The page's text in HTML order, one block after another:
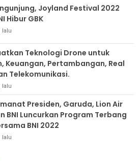
Joyland Festival 2022
Hibur GBK
lalu
Teknologi Drone untuk
Keuangan, Pertambangan, Real
Telekomunikasi.
lalu
Presiden, Garuda, Lion Air
BNI Luncurkan Program Terbang
BNI 2022
lalu